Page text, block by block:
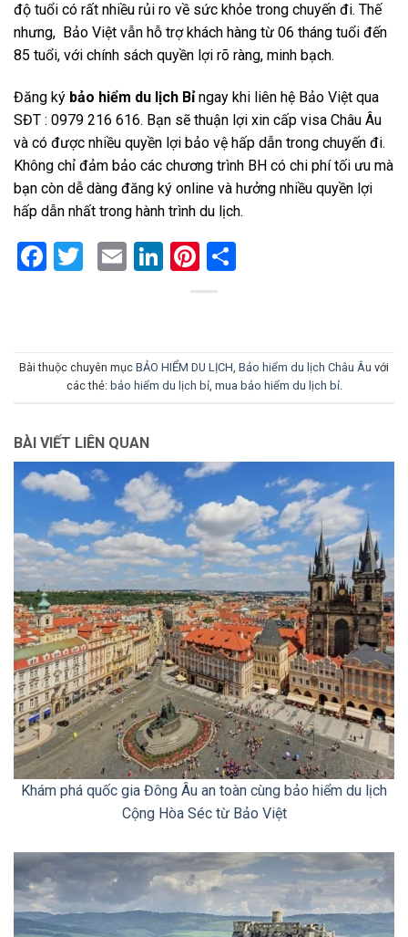
độ tuổi có rất nhiều rủi ro về sức khỏe trong chuyến đi. Thế
nhưng, Bảo Việt vẫn hỗ trợ khách hàng từ 06 tháng tuổi đến
85 tuổi, với chính sách quyền lợi rõ ràng, minh bạch.
Đăng ký bảo hiểm du lịch Bỉngay khi liên hệ Bảo Việt qua
SĐT : 0979 216 616. Bạn sẽ thuận lợi xin cấp visa Châu Âu
và có được nhiều quyền lợi bảo vệ hấp dẫn trong chuyến đi.
Không chỉ đảm bảo các chương trình BH có chi phí tối ưu mà
bạn còn dễ dàng đăng ký online và hưởng nhiều quyền lợi
hấp dẫn nhất trong hành trình du lịch.
Facebook
Twitter
EmailLinkedIn
Pinterest
Bài thuộc chuyên mục BẢO HIỂM DU LỊCH, Bảo hiểm du lịch Châu Âu với
các thẻ: bảo hiểm du lịch bỉ, mua bảo hiểm du lịch bỉ.
BÀI VIẾT LIÊN QUAN
Khám phá quốc gia Đông Âu an toàn cùng bảo hiểm du lịch
Cộng Hòa Séc từ Bảo Việt